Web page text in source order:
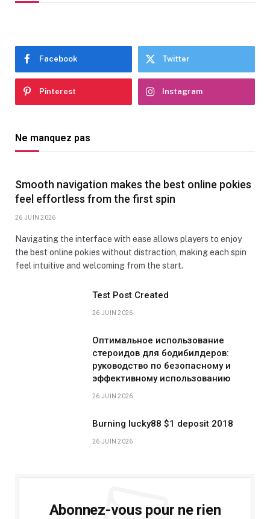
Facebook Twitter
Pinterest Instagram
Ne manquez pas
Smooth navigation makes the best online pokies
feel effortless from the first spin
26 JUIN 2026
Navigating the interface with ease allows players to enjoy
the best online pokies without distraction, making each spin
feel intuitive and welcoming from the start.
Test Post Created
26 JUIN 2026
Оптимальное использование
стероидов для бодибилдеров:
руководство по безопасному и
эффективному использованию
26 JUIN 2026
Burning lucky88 $1 deposit 2018
26 JUIN 2026
Abonnez-vous pour ne rien